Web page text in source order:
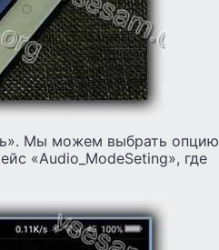
Мы можем выбрать опцию
«Audio_ModeSeting», где